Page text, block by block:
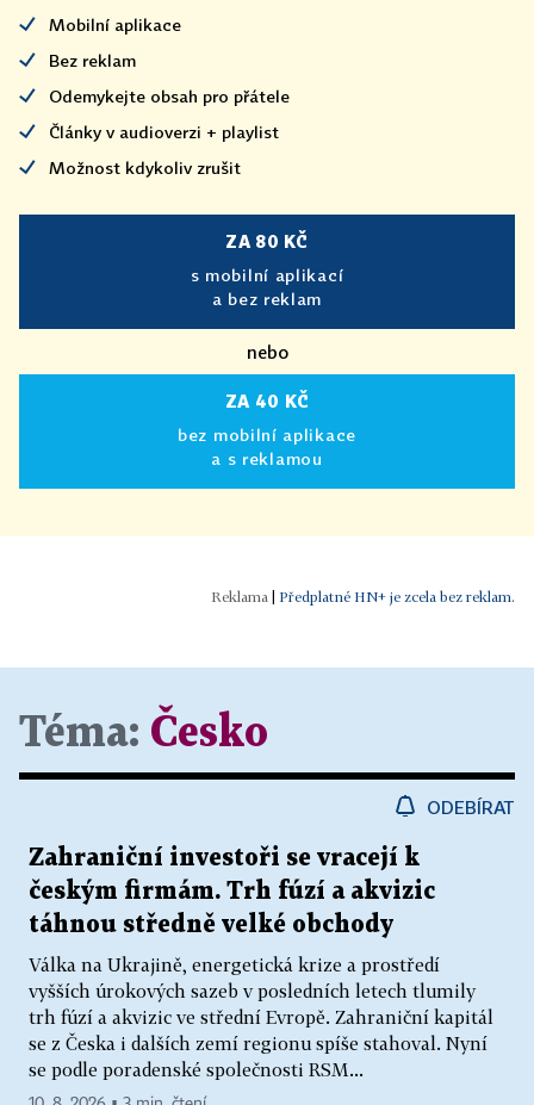
Mobilní aplikace
Bez reklam
Odemykejte obsah pro přátele
Články v audioverzi + playlist
Možnost kdykoliv zrušit
ZA 80 KČ
s mobilní aplikací
a bez reklam
nebo
ZA 40 KČ
bez mobilní aplikace
a s reklamou
Předplatné HN+ je zcela bez reklam.
Téma: Česko
ODEBÍRAT
Zahraniční investoři se vracejí k
českým firmám. Trh fúzí a akvizic
táhnou středně velké obchody
Válka na Ukrajině, energetická krize a prostředí
vyšších úrokových sazeb v posledních letech tlumily
trh fúzí a akvizic ve střední Evropě. Zahraniční kapitál
se z Česka i dalších zemí regionu spíše stahoval. Nyní
se podle poradenské společnosti RSM...